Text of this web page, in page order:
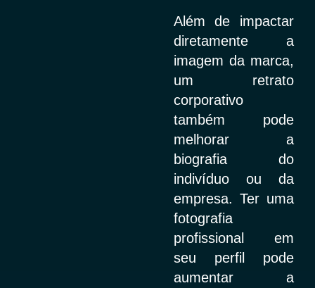
Além de impactar
diretamente a
imagem da marca,
um retrato
corporativo
também pode
melhorar a
biografia do
indivíduo ou da
empresa. Ter uma
fotografia
profissional em
seu perfil pode
aumentar a